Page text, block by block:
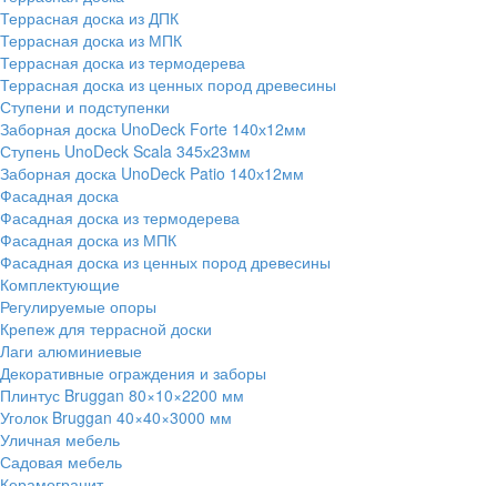
Террасная доска из ДПК
Террасная доска из МПК
Террасная доска из термодерева
Террасная доска из ценных пород древесины
Ступени и подступенки
Заборная доска UnoDeck Forte 140х12мм
Ступень UnoDeck Scala 345х23мм
Заборная доска UnoDeck Patio 140х12мм
Фасадная доска
Фасадная доска из термодерева
Фасадная доска из МПК
Фасадная доска из ценных пород древесины
Комплектующие
Регулируемые опоры
Крепеж для террасной доски
Лаги алюминиевые
Декоративные ограждения и заборы
Плинтус Bruggan 80×10×2200 мм
Уголок Bruggan 40×40×3000 мм
Уличная мебель
Садовая мебель